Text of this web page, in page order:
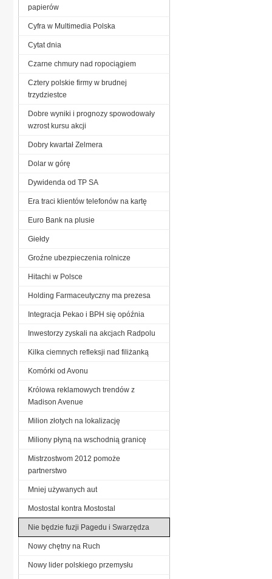
papierów
Cyfra w Multimedia Polska
Cytat dnia
Czarne chmury nad ropociągiem
Cztery polskie firmy w brudnej
trzydziestce
Dobre wyniki i prognozy spowodowały
wzrost kursu akcji
Dobry kwartał Zelmera
Dolar w górę
Dywidenda od TP SA
Era traci klientów telefonów na kartę
Euro Bank na plusie
Giełdy
Groźne ubezpieczenia rolnicze
Hitachi w Polsce
Holding Farmaceutyczny ma prezesa
Integracja Pekao i BPH się opóźnia
Inwestorzy zyskali na akcjach Radpolu
Kilka ciemnych refleksji nad filiżanką
Komórki od Avonu
Królowa reklamowych trendów z
Madison Avenue
Milion złotych na lokalizację
Miliony płyną na wschodnią granicę
Mistrzostwom 2012 pomoże
partnerstwo
Mniej używanych aut
Mostostal kontra Mostostal
Nie będzie fuzji Pagedu i Swarzędza
Nowy chętny na Ruch
Nowy lider polskiego przemysłu